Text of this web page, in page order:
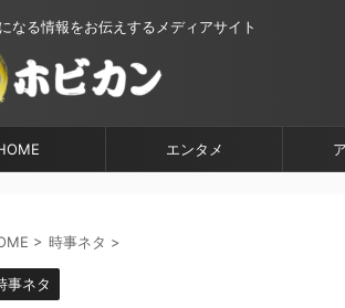
なる情報をお伝えするメディアサイト
エンタメ
> 時事ネタ >
事ネタ